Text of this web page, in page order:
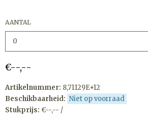
AANTAL
€--,--
Artikelnummer: 8,71129E+12
Beschikbaarheid: Niet op voorraad
Stukprijs: €--,-- /